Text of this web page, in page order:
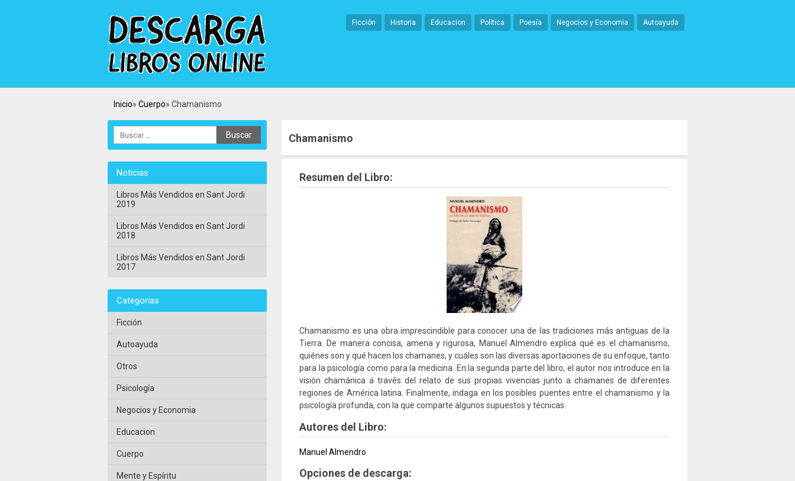
Ficción Historia Educacion Política Poesía Negocios y Economia Autoayuda
Inicio Cuerpo Chamanismo
Chamanismo
Resumen del Libro:
Chamanismo es una obra imprescindible para conocer una de las tradiciones más antiguas de la
Tierra. De manera concisa, amena y rigurosa, Manuel Almendro explica qué es el chamanismo,
quiénes son y qué hacen los chamanes, y cuáles son las diversas aportaciones de su enfoque, tanto
para la psicología como para la medicina. En la segunda parte del libro, el autor nos introduce en la
visión chamánica a través del relato de sus propias vivencias junto a chamanes de diferentes
regiones de América latina. Finalmente, indaga en los posibles puentes entre el chamanismo y la
psicología profunda, con la que comparte algunos supuestos y técnicas.
Autores del Libro:
Manuel Almendro
Opciones de descarga:
Noticias
Libros Más Vendidos en Sant Jordi
2019
Libros Más Vendidos en Sant Jordi
2018
Libros Más Vendidos en Sant Jordi
2017
Categorias
Ficción
Autoayuda
Otros
Psicología
Negocios y Economia
Educacion
Cuerpo
Mente y Espíritu